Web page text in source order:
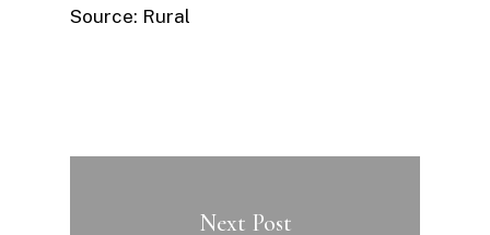
Source: Rural
Next Post